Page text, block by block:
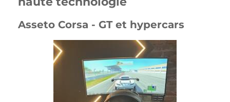
Asseto Corsa - GT et hypercars